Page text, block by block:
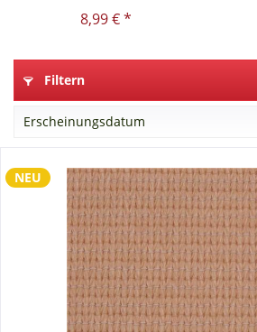
8,99 € *
Filtern
NEU